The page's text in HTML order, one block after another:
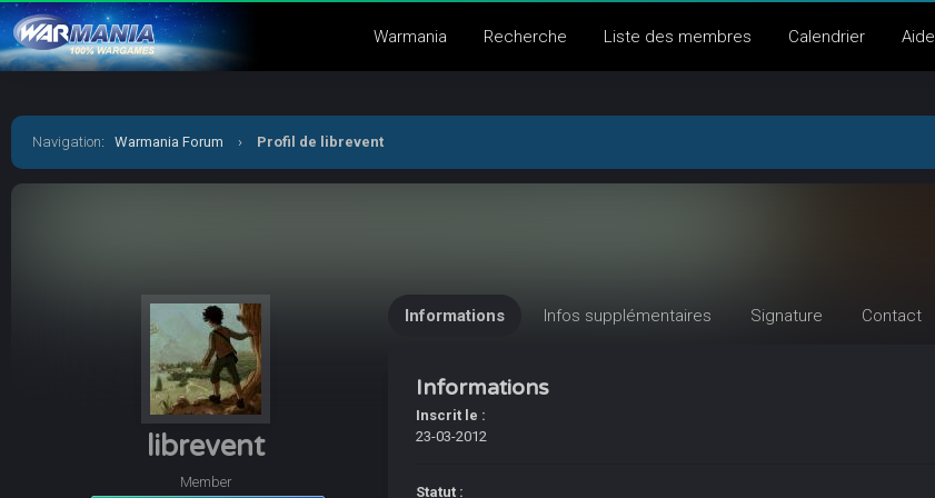
Warmania Recherche Liste des membres Calendrier Aide
Navigation: Warmania Forum › Profil de librevent
librevent
Member
Informations Infos supplémentaires Signature Contact
Informations
Inscrit le :
23-03-2012
Statut :